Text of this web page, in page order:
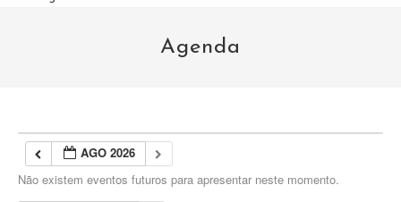
Agenda
AGO 2026
Não existem eventos futuros para apresentar neste momento.